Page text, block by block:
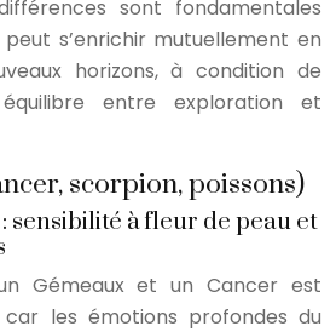
sont fondamentales
s’enrichir mutuellement en
horizons, à condition de
entre exploration et
scorpion, poissons)
sensibilité à fleur de peau et
Gémeaux et un Cancer est
les émotions profondes du